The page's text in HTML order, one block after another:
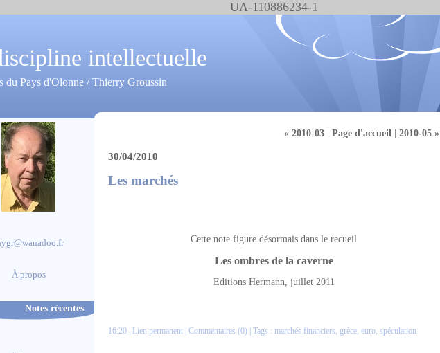
UA-110886234-1
intellectuelle
du Pays d'Olonne / Thierry Groussin
À propos
Notes récentes
« 2010-03 Page d'accueil 2010-05 »
30/04/2010
Les marchés
Cette note figure désormais dans le recueil
Les ombres de la caverne
Editions Hermann, juillet 2011
16:20 | Lien permanent Commentaires (0) | Tags : marchés financiers, grèce, euro, spéculation